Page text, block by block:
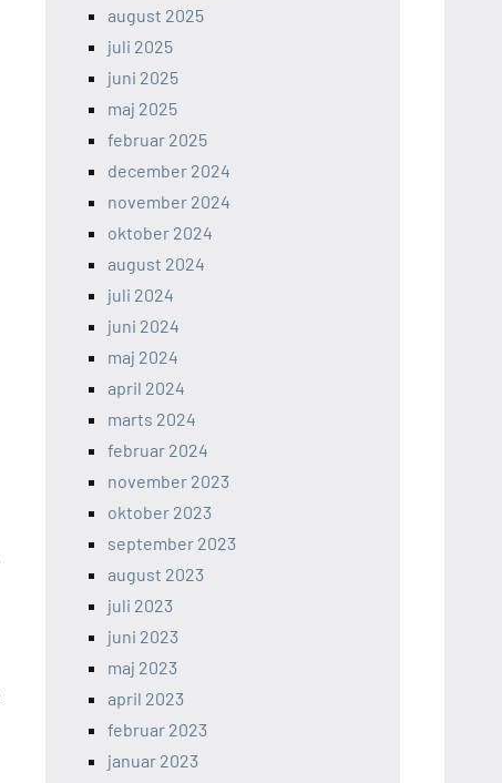
august 2025
juli 2025
juni 2025
maj 2025
februar 2025
december 2024
november 2024
oktober 2024
august 2024
juli 2024
juni 2024
maj 2024
april 2024
marts 2024
februar 2024
november 2023
oktober 2023
september 2023
august 2023
juli 2023
juni 2023
maj 2023
april 2023
februar 2023
januar 2023